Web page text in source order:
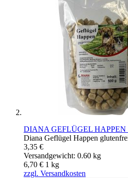
DIANA GEFLÜGEL HAPPEN
Diana Geflügel Happen
3,35 €
Versandgewicht: 0.60 kg
6,70 € 1 kg
zzgl. Versandkosten